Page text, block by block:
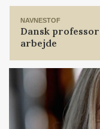
NAVNESTOF
Dansk
arbejde